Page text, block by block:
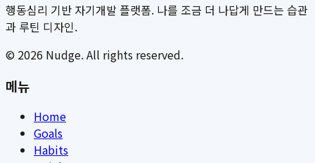
행동심리 기반 자기개발 플랫폼. 나를 조금 더 나답게 만드는 습관
과 루틴 디자인.
© 2026 Nudge. All rights reserved.
메뉴
Home
Goals
Habits